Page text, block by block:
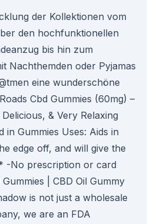
der Kollektionen vom
den hochfunktionellen
bis hin zum
Nachthemden oder Pyjamas
eine wunderschöne
Cbd Gummies (60mg) –
& Very Relaxing
in Gummies Uses: Aids in
edge off, and will give the
-No prescription or card
| CBD Oil Gummy
is not just a wholesale
we are an FDA